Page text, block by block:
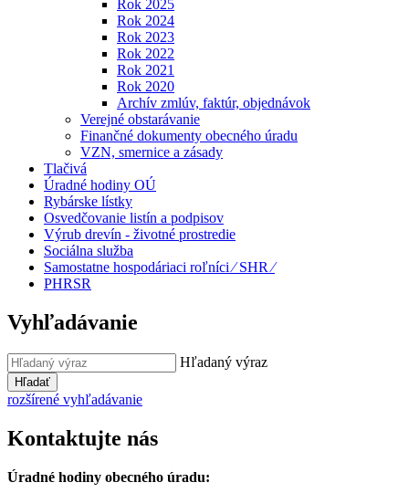
Rok 2025
Rok 2024
Rok 2023
Rok 2022
Rok 2021
Rok 2020
Archív zmlúv, faktúr, objednávok
Verejné obstarávanie
Finančné dokumenty obecného úradu
VZN, smernice a zásady
Tlačivá
Úradné hodiny OÚ
Rybárske lístky
Osvedčovanie listín a podpisov
Výrub drevín - životné prostredie
Sociálna služba
Samostatne hospodáriaci roľníci ⁄ SHR ⁄
PHRSR
Vyhľadávanie
Hľadaný výraz
Hľadať
rozšírené vyhľadávanie
Kontaktujte nás
Úradné hodiny obecného úradu: